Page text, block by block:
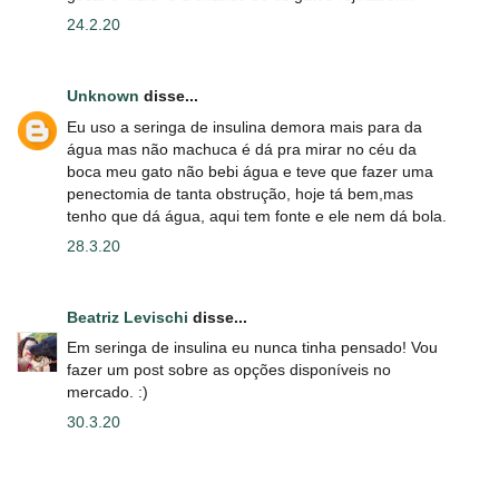
24.2.20
Unknown disse...
Eu uso a seringa de insulina demora mais para da
água mas não machuca é dá pra mirar no céu da
boca meu gato não bebi água e teve que fazer uma
penectomia de tanta obstrução, hoje tá bem,mas
tenho que dá água, aqui tem fonte e ele nem dá bola.
28.3.20
Beatriz Levischi disse...
Em seringa de insulina eu nunca tinha pensado! Vou
fazer um post sobre as opções disponíveis no
mercado. :)
30.3.20